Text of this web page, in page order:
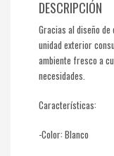
DESCRIPCIÓN
Gracias al diseño
unidad exterior
ambiente fresco a
necesidades.
Características:
-Color: Blanco